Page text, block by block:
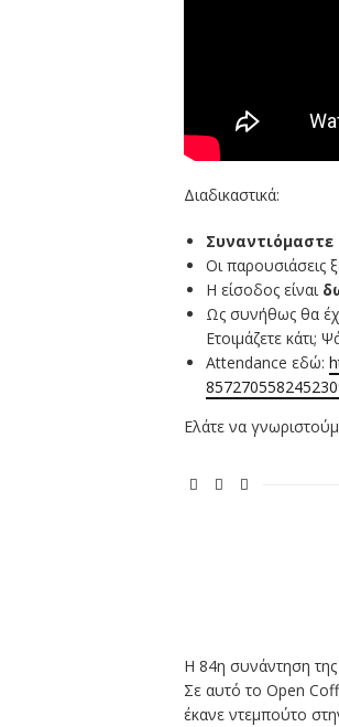
Διαδικαστικά:
Συναντιόμαστε
Οι παρουσιάσεις
Η είσοδος είναι
Ως συνήθως θα
Ετοιμάζετε κάτι;
Attendance εδώ:
Ελάτε να
Η 84η συνάντηση
Σε αυτό το Open
έκανε ντεμπούτο